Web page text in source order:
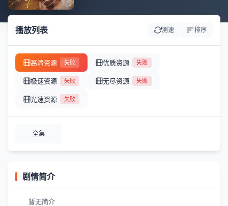
播放列表 测速 排序
高清资源 失败 优质资源 失败
极速资源 失败 无尽资源 失败
光速资源 失败
全集
剧情简介
暂无简介